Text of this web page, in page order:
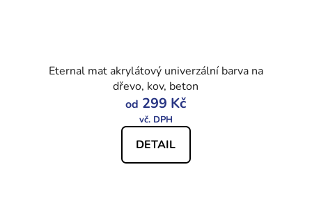
Eternal mat akrylátový univerzální barva na
dřevo, kov, beton
od 299 Kč
DETAIL